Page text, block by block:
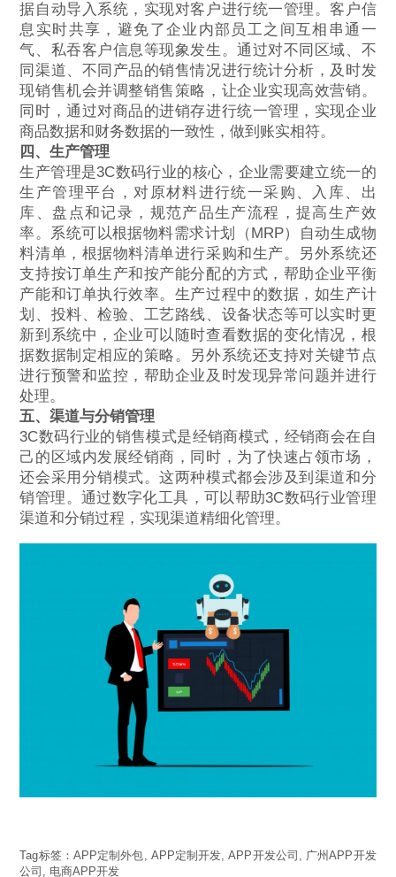
据自动导入系统，实现对客户进行统一管理。客户信
息实时共享，避免了企业内部员工之间互相串通一
气、私吞客户信息等现象发生。通过对不同区域、不
同渠道、不同产品的销售情况进行统计分析，及时发
现销售机会并调整销售策略，让企业实现高效营销。
同时，通过对商品的进销存进行统一管理，实现企业
商品数据和财务数据的一致性，做到账实相符。
四、生产管理
生产管理是3C数码行业的核心，企业需要建立统一的
生产管理平台，对原材料进行统一采购、入库、出
库、盘点和记录，规范产品生产流程，提高生产效
率。系统可以根据物料需求计划（MRP）自动生成物
料清单，根据物料清单进行采购和生产。另外系统还
支持按订单生产和按产能分配的方式，帮助企业平衡
产能和订单执行效率。生产过程中的数据，如生产计
划、投料、检验、工艺路线、设备状态等可以实时更
新到系统中，企业可以随时查看数据的变化情况，根
据数据制定相应的策略。另外系统还支持对关键节点
进行预警和监控，帮助企业及时发现异常问题并进行
处理。
五、渠道与分销管理
3C数码行业的销售模式是经销商模式，经销商会在自
己的区域内发展经销商，同时，为了快速占领市场，
还会采用分销模式。这两种模式都会涉及到渠道和分
销管理。通过数字化工具，可以帮助3C数码行业管理
渠道和分销过程，实现渠道精细化管理。
Tag标签： APP定制外包 APP定制开发 ,APP开发公司
广州APP开发
公司
电商APP开发